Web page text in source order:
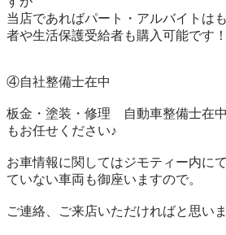
当店であればパート・アルバイトは
者や生活保護受給者も購入可能です！
④自社整備士在中
板金・塗装・修理　自動車整備士在
もお任せください♪
お車情報に関してはジモティー内に
ていない車両も御座いますので。
ご連絡、ご来店いただければと思い